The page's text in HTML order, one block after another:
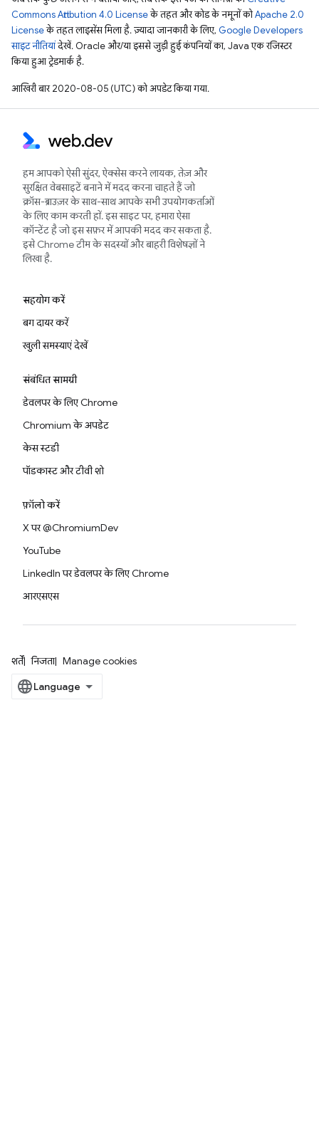
Commons Attribution 4.0 Licenseके तहत और कोड के नमूनों कोApache 2.0
Licenseके तहत लाइसेंस मिला है. ज़्यादा जानकारी के लिए, Google Developers
साइट नीतियांदेखें. Oracle और/या इससे जुड़ी हुई कंपनियों का, Java एक रजिस्टर
किया हुआ ट्रेडमार्क है.
आखिरी बार 2020-08-05 (UTC) को अपडेट किया गया.
हम आपको ऐसी सुंदर, ऐक्सेस करने लायक, तेज़ और
सुरक्षित वेबसाइटें बनाने में मदद करना चाहते हैं जो
क्रॉस-ब्राउज़र के साथ-साथ आपके सभी उपयोगकर्ताओं
के लिए काम करती हों. इस साइट पर, हमारा ऐसा
कॉन्टेंट है जो इस सफ़र में आपकी मदद कर सकता है.
इसे Chrome टीम के सदस्यों और बाहरी विशेषज्ञों ने
लिखा है.
सहयोग करें
बग दायर करें
खुली समस्याएं देखें
संबंधित सामग्री
डेवलपर के लिए Chrome
Chromium के अपडेट
केस स्टडी
पॉडकास्ट और टीवी शो
फ़ॉलो करें
X पर @ChromiumDev
YouTube
LinkedIn पर डेवलपर के लिए Chrome
आरएसएस
शर्तें निजता Manage cookies